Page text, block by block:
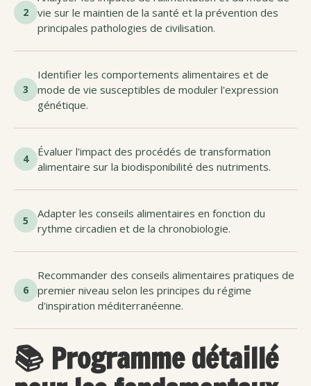
2
vie sur le maintien de la santé et la prévention des
principales pathologies de civilisation.
3
Identifier les comportements alimentaires et de
mode de vie susceptibles de moduler l'expression
génétique.
4
Évaluer l'impact des procédés de transformation
alimentaire sur la biodisponibilité des nutriments.
5
Adapter les conseils alimentaires en fonction du
rythme circadien et de la chronobiologie.
6
Recommander des conseils alimentaires pratiques de
premier niveau selon les principes du régime
d'inspiration méditerranéenne.
📚 Programme détaillé